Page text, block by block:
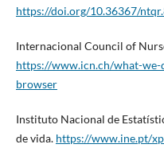
https://doi.org/10.36367/
Internacional Council of
https://www.icn.ch/what-
browser
Instituto Nacional de
de vida. https://www.ine.pt/